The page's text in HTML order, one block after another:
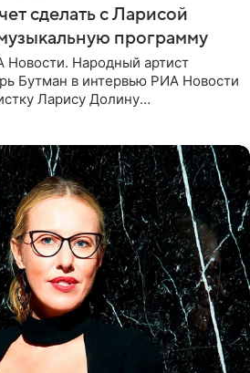
сделать с Ларисой
программу
Народный артист
Бутман в интервью РИА Новости
Ларису Долину